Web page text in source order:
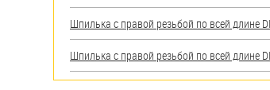
Шпилька с правой резьбой по всей длине
Шпилька с правой резьбой по всей длине